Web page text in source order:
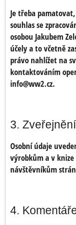
Je třeba
souhlas se
osobou Jakubem
účely a to včetně
právo nahlížet na
kontaktováním
info@ww2.cz.
3.
Osobní údaje
výrobkům a v
návštěvníkům
4.